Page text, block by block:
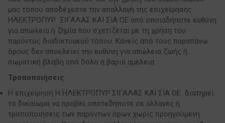
μας τόπου αποδέχεστε την απαλλαγή της επιχείρησης
ΗΛΕΚΤΡΟΠΥΡ ΣΙΓΑΛΑΣ ΚΑΙ ΣΙΑ ΟΕ από οποιαδήποτε ευθύνη
για απώλεια ή ζημία που σχετίζεται με τη χρήση του
παρόντος διαδικτυακού τόπου. Κανείς από τους παραπάνω
όρους δεν αποκλείει την ευθύνη για απώλεια ζωής ή
σωματική βλάβη από δόλο ή βαριά αμέλεια.
Τροποποιήσεις
Η επιχείρηση Η ΗΛΕΚΤΡΟΠΥΡ ΣΙΓΑΛΑΣ ΚΑΙ ΣΙΑ ΟΕ διατηρεί
το δικαίωμα να προβεί οποτεδήποτε σε αλλαγές ή
τροποποιήσεις των παρόντων όρων χωρίς προηγούμενη